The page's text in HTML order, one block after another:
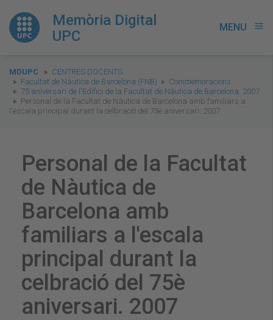
Memòria Digital
UPC
MENU menu
You
are
here:
MDUPC
CENTRES DOCENTS
Facultat de Nàutica de Barcelona (FNB)
Commemoracions
75 aniversari de l'Edifici de la Facultat de Nàutica de Barcelona. 2007
Personal de la Facultat de Nàutica de Barcelona amb familiars a
l'escala principal durant la celbració del 75è aniversari. 2007
Personal de la Facultat
de Nàutica de
Barcelona amb
familiars a l'escala
principal durant la
celbració del 75è
aniversari. 2007